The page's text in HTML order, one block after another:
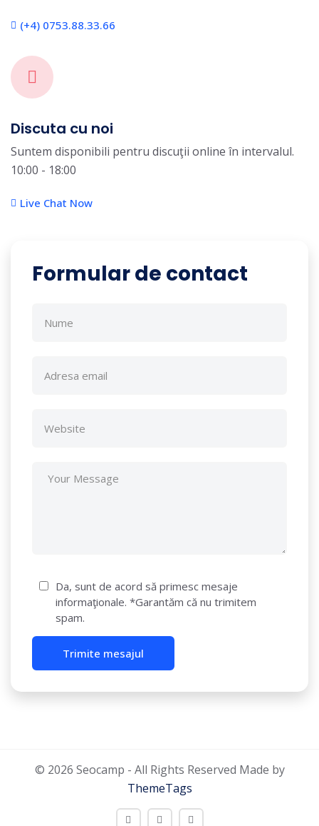
(+4) 0753.88.33.66
Discuta cu noi
Suntem disponibili pentru discuţii online în intervalul.
10:00 - 18:00
Live Chat Now
Formular de contact
Da, sunt de acord să primesc mesaje
informaţionale. *Garantăm că nu trimitem
spam.
© 2026 Seocamp - All Rights Reserved Made by
ThemeTags